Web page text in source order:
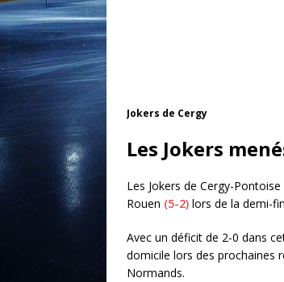
Jokers de Cergy
Les Jokers
Les Jokers de Cergy-
Rouen (5-2) lors de la demi-
Avec un déficit de 2-0 dans
domicile lors des prochaines
Normands.